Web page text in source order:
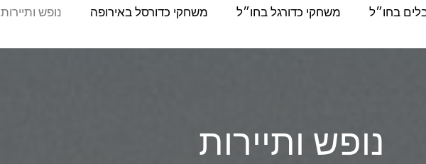
בחו״ל משחקי כדורגל בחו״ל משחקי כדורסל באירופה
נופש ותיירות
נופש ותיירות